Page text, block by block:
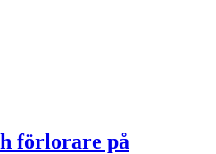
förlorare på